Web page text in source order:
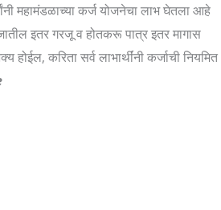
महामंडळाच्या कर्ज योजनेचा लाभ घेतला आहे
इतर गरजू व होतकरू पात्र इतर मागास
होईल, करिता सर्व लाभार्थींनी कर्जाची नियमित